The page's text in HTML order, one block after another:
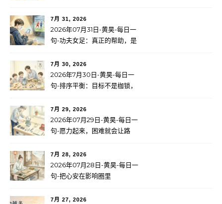
7月 31, 2026
2026年07月31日-黄昊-每日一
句-功夫女足：真正的帮助，是
7月 30, 2026
2026年7月30日-黄昊-每日一
句-排序平衡：目标不是枷锁，
7月 29, 2026
2026年07月29日-黄昊-每日一
句-愿力起来，困难就会让路
7月 28, 2026
2026年07月28日-黄昊-每日一
句-把心安在影响圈里
7月 27, 2026